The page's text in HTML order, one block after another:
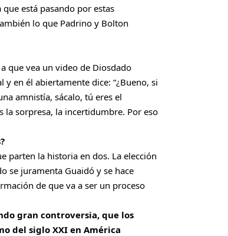
está pasando por estas
lo que Padrino y Bolton
que vea un video de Diosdado
en él abiertamente dice: “¿Bueno, si
amnistía, sácalo, tú eres el
la sorpresa, la incertidumbre. Por eso
parten la historia en dos. La elección
se juramenta Guaidó y se hace
de que va a ser un proceso
gran controversia, que los
del siglo XXI en América